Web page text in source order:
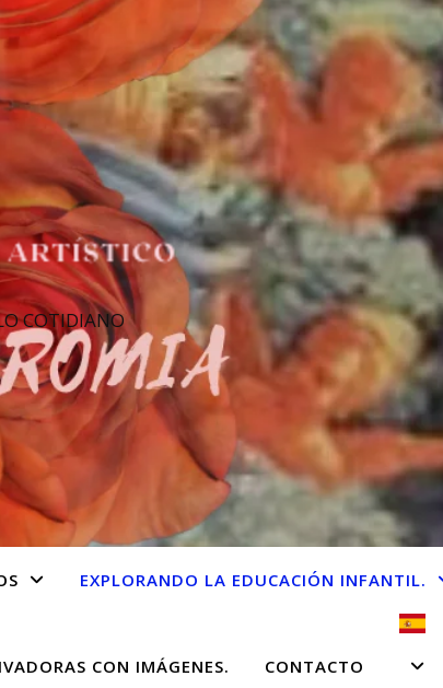
COTIDIANO
EXPLORANDO LA EDUCACIÓN INFANTIL.
CON IMÁGENES. CONTACTO